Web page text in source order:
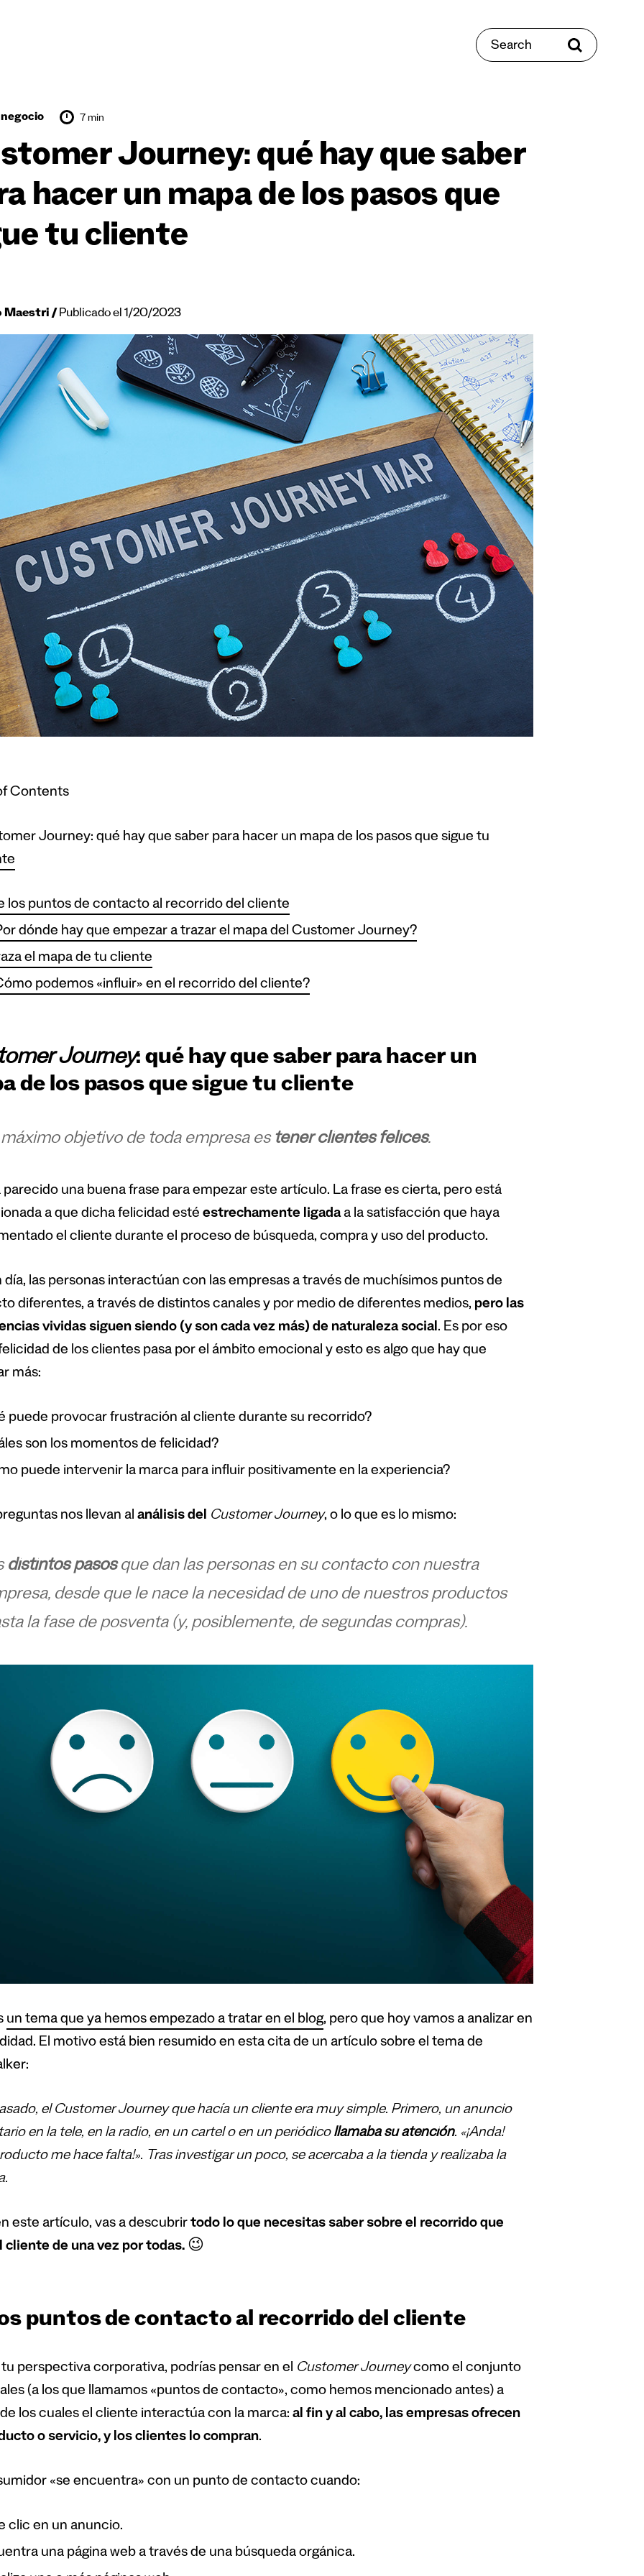
Search
7 min
Journey: qué hay que saber
hacer un mapa de los pasos que
tu cliente
Maestri Publicado el 1/20/2023
Contents
Journey: qué hay que saber para hacer un mapa de los pasos que sigue tu
los puntos de contacto al recorrido del cliente
dónde hay que empezar a trazar el mapa del Customer Journey?
el mapa de tu cliente
podemos «influir» en el recorrido del cliente?
Journey: qué hay que saber para hacer un
de los pasos que sigue tu cliente
objetivo de toda empresa estener clientes felices.
parecido una buena frase para empezar este artículo. La frase es cierta, pero está
a que dicha felicidad esté estrechamente ligadaa la satisfacción que haya
el cliente durante el proceso de búsqueda, compra y uso del producto.
día, las personas interactúan con las empresas a través de muchísimos puntos de
diferentes, a través de distintos canales y por medio de diferentes medios, pero las
vividas siguen siendo (y son cada vez más) de naturaleza social. Es por eso
de los clientes pasa por el ámbito emocional y esto es algo que hay que
más:
puede provocar frustración al cliente durante su recorrido?
son los momentos de felicidad?
puede intervenir la marca para influir positivamente en la experiencia?
nos llevan al análisis del Customer Journey, o lo que es lo mismo:
distintos pasosque dan las personas en su contacto con nuestra
desde que le nace la necesidad de uno de nuestros productos
la fase de posventa (y, posiblemente, de segundas compras).
un tema que ya hemos empezado a tratar en el blog, pero que hoy vamos a analizar en
El motivoestá bien resumido en esta cita de un artículo sobre el tema de
:
el Customer Journey que hacía un cliente era muy simple. Primero, un anuncio
en la tele, en la radio, en un cartel o en un periódicollamaba su atención. «¡Anda!
me hace falta!». Tras investigar un poco, se acercaba a la tienda y realizaba la
este artículo, vas a descubrirtodo lo que necesitas saber sobre el recorrido que
cliente de una vez por todas.😉
puntos de contacto al recorrido del cliente
perspectiva corporativa, podrías pensar en el Customer Journeycomo el conjunto
(a los que llamamos «puntos de contacto», como hemos mencionado antes) a
los cuales el cliente interactúa con la marca: al fin y al cabo, las empresas ofrecen
o servicio, y los clientes lo compran.
«se encuentra» con un punto de contacto cuando:
clic en un anuncio.
una página web a través de una búsqueda orgánica.